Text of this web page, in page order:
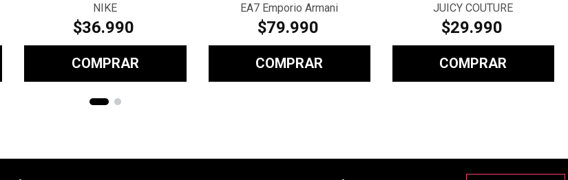
NIKE
$36.990
COMPRAR
EA7 Emporio Armani
$79.990
COMPRAR
JUICY COUTURE
$29.990
COMPRAR